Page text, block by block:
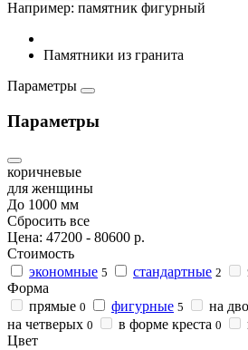
Например: памятник фигурный
Памятники из гранита
Параметры
Параметры
коричневые
для женщины
До 1000 мм
Сбросить все
Цена: 47200 - 80600 р.
Стоимость
экономные 5 стандартные 2
Форма
прямые 0 фигурные 5 на
на четверых 0 в форме креста 0
Цвет